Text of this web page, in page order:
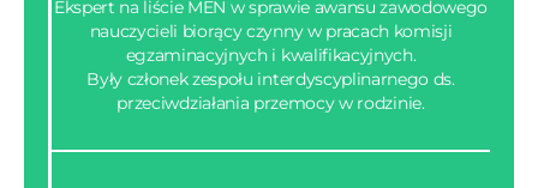
Ekspert na liście MEN w sprawie awansu zawodowego
nauczycieli biorący czynny w pracach komisji
egzaminacyjnych i kwalifikacyjnych.
Były członek zespołu interdyscyplinarnego ds.
przeciwdziałania przemocy w rodzinie.